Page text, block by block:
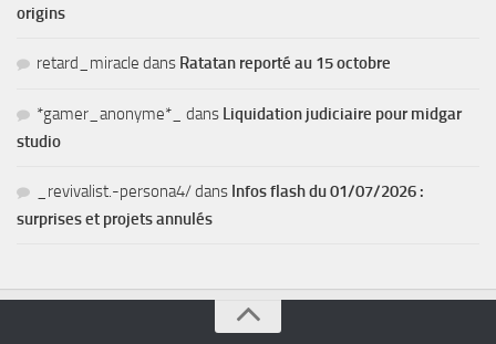
origins
retard_miracle dans Ratatan reporté au 15 octobre
*gamer_anonyme*_ dans Liquidation judiciaire pour midgar
studio
_revivalist.-persona4/dans Infos flash du 01/07/2026 :
surprises et projets annulés